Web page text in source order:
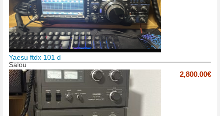
Yaesu ftdx 101 d
Salou
2,800.00€